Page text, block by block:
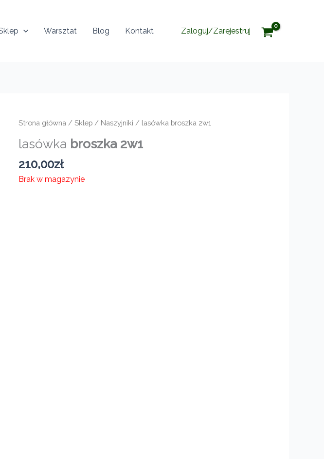
Warsztat Blog Kontakt Zaloguj/Zarejestruj
Strona główna /Sklep / Naszyjniki / lasówka broszka 2w1
lasówka broszka 2w1
210,00zł
Brak w magazynie